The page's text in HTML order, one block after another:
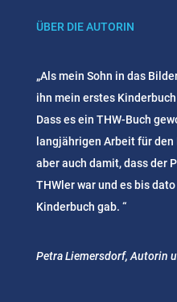
ÜBER DIE AUTORIN
„Als mein Sohn in das
ihn mein erstes
Dass es ein THW-Buch
langjährigen Arbeit für
aber auch damit, dass der
THWler war und es bis
Kinderbuch gab. “
Petra Liemersdorf, Autorin